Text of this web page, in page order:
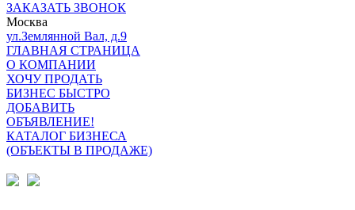
ЗАКАЗАТЬ ЗВОНОК
Москва
ул.Землянной Вал, д.9
ГЛАВНАЯ СТРАНИЦА
О КОМПАНИИ
ХОЧУ ПРОДАТЬ
БИЗНЕС БЫСТРО
ДОБАВИТЬ
ОБЪЯВЛЕНИЕ!
КАТАЛОГ БИЗНЕСА
(ОБЪЕКТЫ В ПРОДАЖЕ)